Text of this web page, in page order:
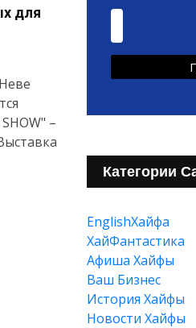
для
–
Категории
EnglishХайфа
XайФантастика
Афиша Хайфы
Ваш Бизнес
История Хайфы
Новости Хайфы